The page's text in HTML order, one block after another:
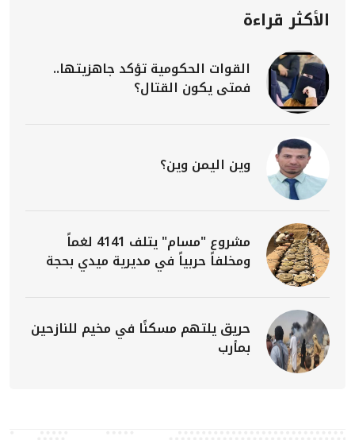
الأكثر قراءة
القوات الحكومية تؤكد جاهزيتها..
فمتى يكون القتال؟
وين اليمن وين؟
مشروع "مسام" يتلف 4141 لغماً
ومخلفاً حربياً في مديرية ميدي بحجة
حريق يلتهم مسكنًا في مخيم للنازحين
بمأرب